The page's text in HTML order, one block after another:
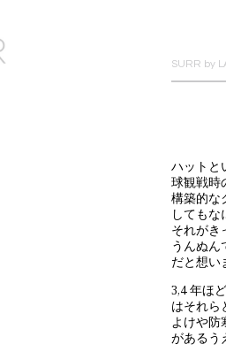
SURR by
ハットと
球観戦時
構築的な
しても
それがき
うんぬん
だと想い
3,4 年ほ
はそれら
よけや防
があるう